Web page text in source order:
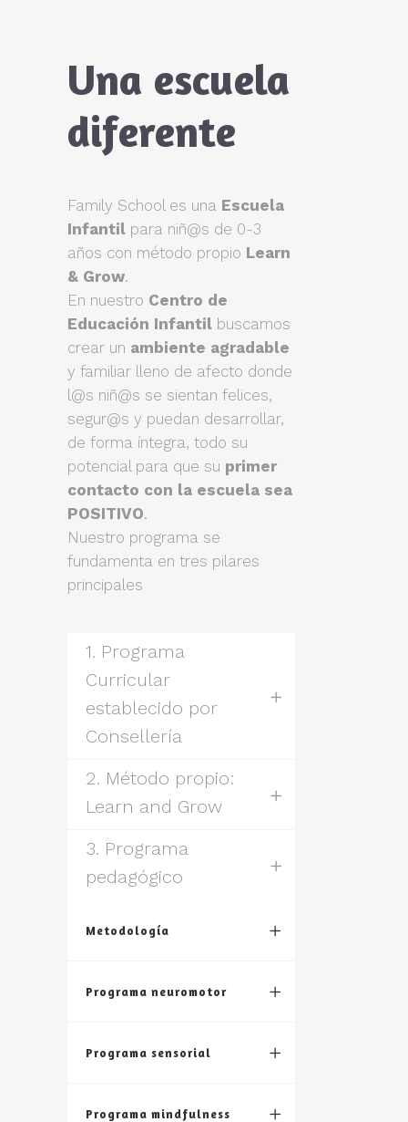
Una escuela
diferente
Family School es una Escuela
Infantil para niñ@s de 0-3
años con método propio Learn
& Grow.
En nuestro Centro de
Educación Infantil buscamos
crear un ambiente agradable
y familiar lleno de afecto donde
l@s niñ@s se sientan felices,
segur@s y puedan desarrollar,
de forma íntegra, todo su
potencial para que su primer
contacto con la escuela sea
POSITIVO.
Nuestro programa se
fundamenta en tres pilares
principales
1. Programa
Curricular
establecido por
Consellería
2. Método propio:
Learn and Grow
3. Programa
pedagógico
Metodología
Programa neuromotor
Programa sensorial
Programa mindfulness